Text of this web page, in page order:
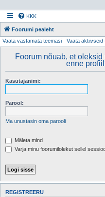
KKK
Foorumi pealeht
Vaata vastamata teemasi Vaata aktiivseid
Foorum nõuab, et
enne
Kasutajanimi:
Parool:
Ma unustasin oma parooli
Mäleta mind
Varja minu foorumilolekut sellel
REGISTREERU